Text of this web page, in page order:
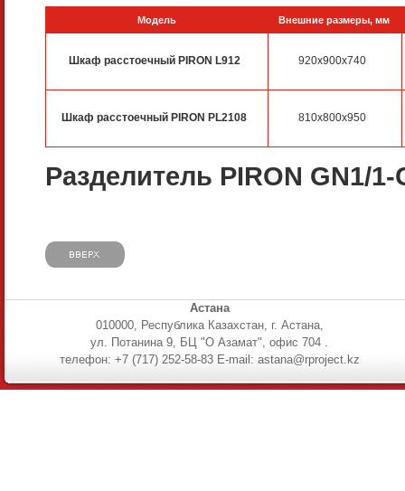
Модель Внешние размеры, мм
Шкаф расстоечный PIRON L912 920x900x740
Шкаф расстоечный PIRON PL2108 810x800x950
Разделитель PIRON GN1/1-
Астана
010000, Республика Казахстан, г. Астана,
ул. Потанина 9, БЦ "О Азамат", офис 704 .
телефон: +7 (717) 252-58-83 E-mail: astana@rproject.kz